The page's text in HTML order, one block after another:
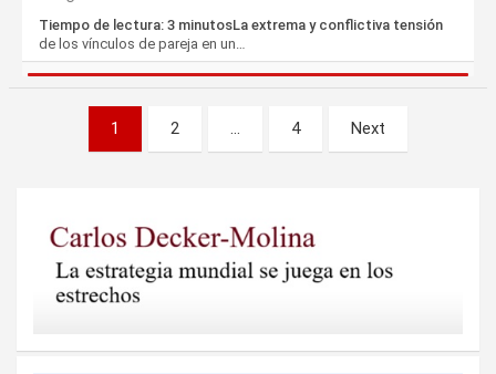
Tiempo de lectura: 3 minutosLa extrema y conflictiva tensión
de los vínculos de pareja en un…
Paginación
1 2 … 4 Next